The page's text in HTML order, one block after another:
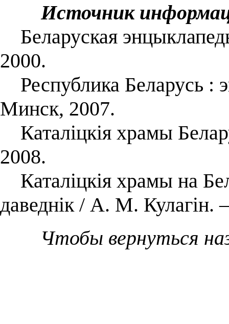
Источник
Беларуская
2000.
Республика Беларусь :
Минск, 2007.
Каталіцкія храмы
2008.
Каталіцкія храмы на
даведнік / А. М.
Чтобы вернуться